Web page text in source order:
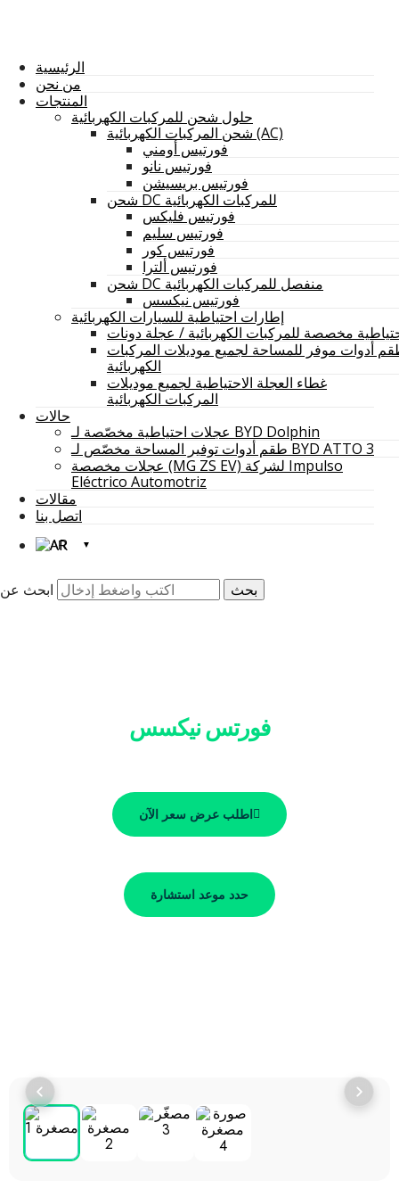
الرئيسية
من نحن
المنتجات
حلول شحن للمركبات الكهربائية
شحن المركبات الكهربائية (AC)
فورتيس أومني
فورتيس نانو
فورتيس بريسيشن
شحن DC للمركبات الكهربائية
فورتيس فليكس
فورتيس سليم
فورتيس كور
فورتيس ألترا
شحن DC منفصل للمركبات الكهربائية
فورتيس نيكسس
إطارات احتياطية للسيارات الكهربائية
مخصصة للمركبات الكهربائية / عجلة دونات
أدوات موفر للمساحة لجميع موديلات المركبات
الكهربائية
غطاء العجلة الاحتياطية لجميع موديلات
المركبات الكهربائية
حالات
عجلات احتياطية مخصّصة لـ BYD Dolphin
طقم أدوات توفير المساحة مخصّص لـ BYD ATTO 3
عجلات مخصصة (MG ZS EV) لشركة Impulso
Eléctrico Automotriz
مقالات
اتصل بنا
AR
فورتس نيكسس
اطلب عرض سعر الآن
حدد موعد استشارة